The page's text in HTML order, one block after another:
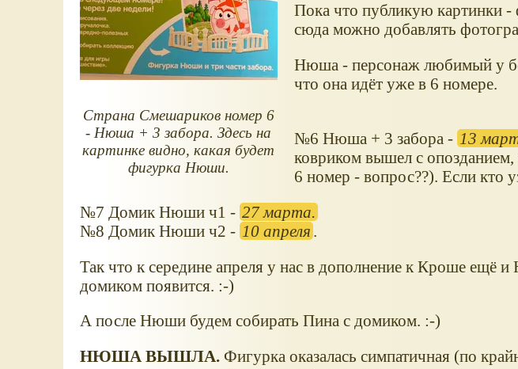
Страна Смешариков номер 6
- Нюша + 3 забора. Здесь на
картинке видно, какая будет
фигурка Нюши.
Пока что публикую картинки
сюда можно добавлять
Нюша - персонаж любимый у
что она идёт уже в 6 номере.
№6 Нюша + 3 забора - 13
ковриком вышел с опозданием,
6 номер - вопрос??). Если кто
№7 Домик Нюши ч1 - 27 марта.
№8 Домик Нюши ч2 - 10 апреля.
Так что к середине апреля у нас в дополнение к Кроше ещё
домиком появится. :-)
А после Нюши будем собирать Пина с домиком. :-)
НЮША ВЫШЛА.Фигурка оказалась симпатичная (по